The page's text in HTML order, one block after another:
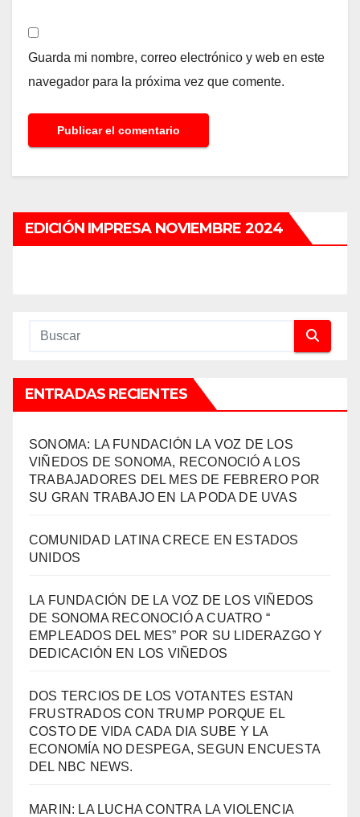
Guarda mi nombre, correo electrónico y web en este
navegador para la próxima vez que comente.
EDICIÓN IMPRESA NOVIEMBRE 2024
ENTRADAS RECIENTES
SONOMA: LA FUNDACIÓN LA VOZ DE LOS
VIÑEDOS DE SONOMA, RECONOCIÓ A LOS
TRABAJADORES DEL MES DE FEBRERO POR
SU GRAN TRABAJO EN LA PODA DE UVAS
COMUNIDAD LATINA CRECE EN ESTADOS
UNIDOS
LA FUNDACIÓN DE LA VOZ DE LOS VIÑEDOS
DE SONOMA RECONOCIÓ A CUATRO “
EMPLEADOS DEL MES” POR SU LIDERAZGO Y
DEDICACIÓN EN LOS VIÑEDOS
DOS TERCIOS DE LOS VOTANTES ESTAN
FRUSTRADOS CON TRUMP PORQUE EL
COSTO DE VIDA CADA DIA SUBE Y LA
ECONOMÍA NO DESPEGA, SEGUN ENCUESTA
DEL NBC NEWS.
MARIN: LA LUCHA CONTRA LA VIOLENCIA